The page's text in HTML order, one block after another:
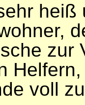
zur
voll